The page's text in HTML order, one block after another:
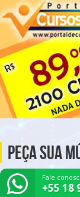
Peça Sua
Fale
+55 18